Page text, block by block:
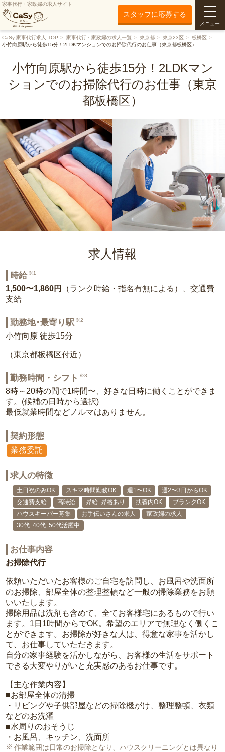
家事代行・家政婦の求人サイト
スタッフに応募する
メニュー
CaSy 家事代行求人 TOP 家事代行・家政婦の求人一覧 東京都 東京23区
板橋区
小竹向原駅から徒歩15分！2LDKマンションでのお掃除代行のお仕事（東京都板橋区）
小竹向原駅から徒歩15分！2LDKマン
ションでのお掃除代行のお仕事（東京
都板橋区）
求人情報
時給 ※1
1,500〜1,860円
（ランク時給・指名有無による）、交通費
支給
勤務地･最寄り駅 ※2
小竹向原 徒歩15分
（東京都板橋区付近）
勤務時間・シフト ※3
8時～20時の間で1時間〜、好きな日時に働くことができま
す。(候補の日時から選択)
最低就業時間などノルマはありません。
契約形態
業務委託
求人の特徴
土日祝のみOK スキマ時間勤務OK 週1〜OK
週2〜3日からOK
交通費支給
高時給 昇給･昇格あり 扶養内OK
ブランクOK
ハウスキーパー募集
お手伝いさんの求人
家政婦の求人
30代･40代･50代活躍中
お仕事内容
お掃除代行
依頼いただいたお客様のご自宅を訪問し、お風呂や洗面所
のお掃除、部屋全体の整理整頓など一般の掃除業務をお願
いいたします。
掃除用品は洗剤も含めて、全てお客様宅にあるもので行い
ます。1日1時間からでOK。希望のエリアで無理なく働くこ
とができます。お掃除が好きな人は、得意な家事を活かし
て、お仕事していただきます。
自分の家事経験を活かしながら、お客様の生活をサポート
できる大変やりがいと充実感のあるお仕事です。
【主な作業内容】
■お部屋全体の清掃
・リビングや子供部屋などの掃除機がけ、整理整頓、衣類
などのお洗濯
■水周りのおそうじ
・お風呂、キッチン、洗面所
作業範囲は日常のお掃除となり、ハウスクリーニングとは異なり